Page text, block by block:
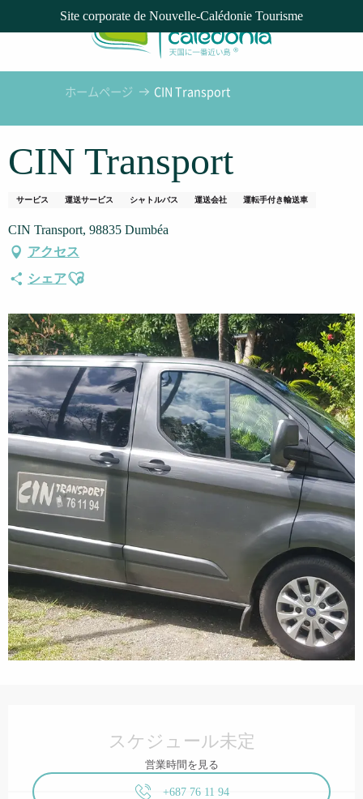
Site corporate de Nouvelle-Calédonie Tourisme
ホームページ CIN Transport
CIN Transport
サービス 運送サービス シャトルバス 運送会社 運転手付き輸送車
CIN Transport, 98835 Dumbéa
アクセス
シェアAjouter aux favoris
スケジュール未定
営業時間を見る
+687 76 11 94